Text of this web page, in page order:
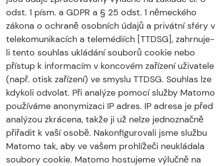
odst. 1 písm. a GDPR a § 25 odst. 1 německého
zákona o ochraně osobních údajů a privátní sféry v
telekomunikacích a telemédiích [TTDSG], zahrnuje-
li tento souhlas ukládání souborů cookie nebo
přístup k informacím v koncovém zařízení uživatele
(např. otisk zařízení) ve smyslu TTDSG. Souhlas lze
kdykoli odvolat. Při analýze pomocí služby Matomo
používáme anonymizaci IP adres. IP adresa je před
analýzou zkrácena, takže ji už nelze jednoznačně
přiřadit k vaší osobě. Nakonfigurovali jsme službu
Matomo tak, aby ve vašem prohlížeči neukládala
soubory cookie. Matomo hostujeme výlučně na